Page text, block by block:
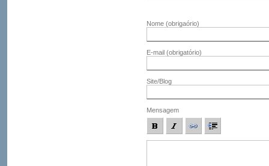
Nome (obrigaório)
E-mail (obrigatório)
Site/Blog
Mensagem